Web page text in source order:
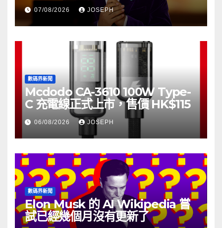
07/08/2026 JOSEPH
數碼界新聞
Mcdodo CA-3610 100W Type-
C 充電線正式上市，售價 HK$115
06/08/2026 JOSEPH
數碼界新聞
Elon Musk 的 AI Wikipedia 嘗
試已經幾個月沒有更新了